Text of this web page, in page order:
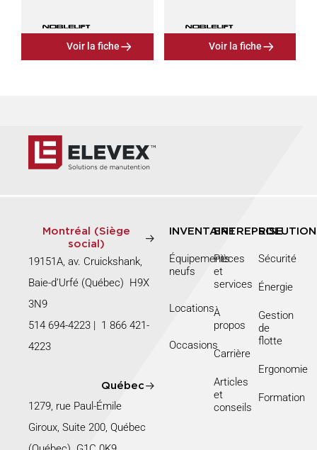
Voir la fiche Voir la fiche
Montréal (Siège
social)
19151A, av. Cruickshank,
Baie-d’Urfé (Québec) H9X
3N9
514 694-4223
1 866 421-
4223
Québec
1279, rue Paul-Émile
Giroux, Suite 200, Québec
INVENTAIRE
Équipements
neufs
Locations
Occasions
ENTREPRISE
Pièces
et
services
À
propos
Carrière
Articles
et
conseils
Sécurité
Énergie
Gestion
de
flotte
Ergonomie
Formation